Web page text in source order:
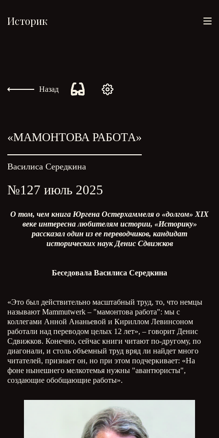
Историк
Назад
«МАМОНТОВА РАБОТА»
№127 июль 2025
Василиса Середкина
О том, чем книга Юргена Остерхаммеля о «долгом» XIX
веке интересна любителям истории, «Историку»
рассказал один из ее переводчиков, кандидат
исторических наук Денис Сдвижков
Беседовала Василиса Середкина
«Это был действительно масштабный труд, то, что немцы
называют Mammutwerk – "мамонтова работа": мы с
коллегами Анной Ананьевой и Кириллом Левинсоном
работали над переводом целых 12 лет», – говорит Денис
Сдвижков. Конечно, сейчас книги читают по-другому, по
диагонали, и столь объемный труд вряд ли найдет много
читателей, признает он, но при этом подчеркивает: «На
фоне нынешнего мелкотемья нужны "авантюристы",
создающие обобщающие работы».